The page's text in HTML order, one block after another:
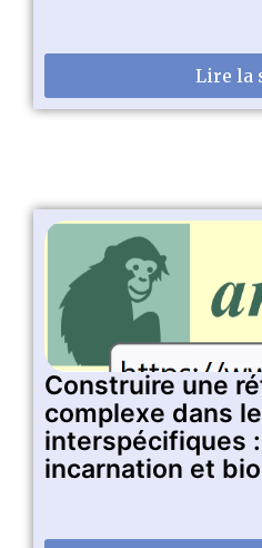
Lire la
Construire une
complexe dans
interspécifiques
incarnation et